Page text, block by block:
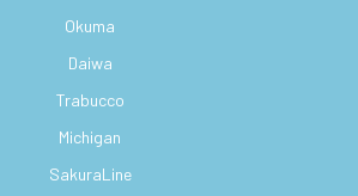
Okuma
Daiwa
Trabucco
Michigan
SakuraLine